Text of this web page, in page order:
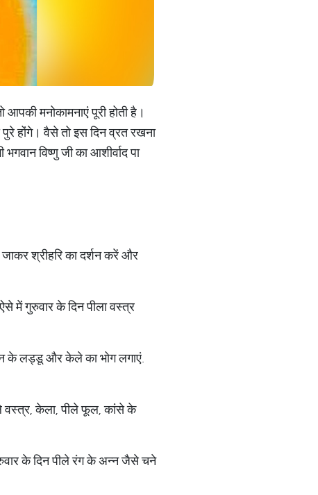
मनोकामनाएं पूरी होती है।
होंगे। वैसे तो इस दिन व्रत रखना
विष्णु जी का आशीर्वाद पा
श्रीहरि का दर्शन करें और
में गुरुवार के दिन पीला वस्त्र
के लड्डू और केले का भोग लगाएं.
वस्त्र, केला, पीले फूल, कांसे के
के दिन पीले रंग के अन्न जैसे चने